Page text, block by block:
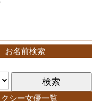
お名前検索
シー女優一覧